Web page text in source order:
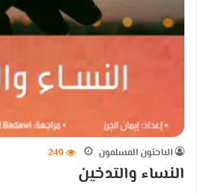
الباحثون المسلمون 249
النساء والتدخين